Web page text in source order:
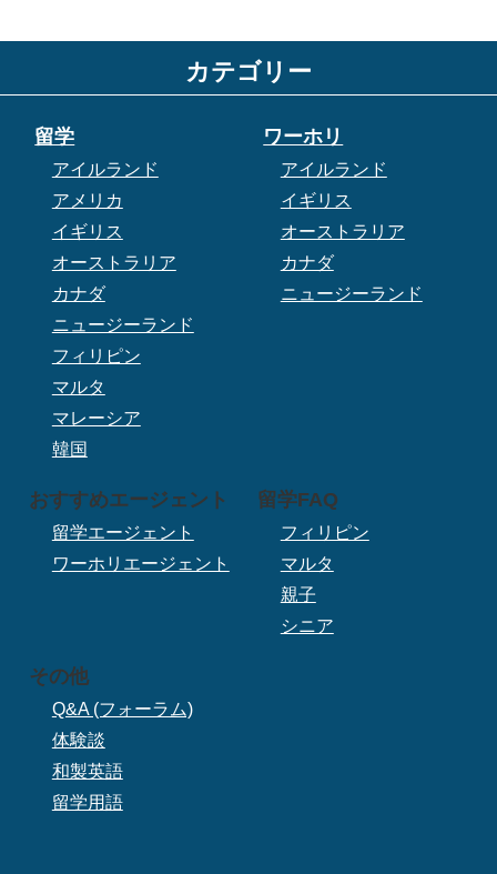
カテゴリー
留学
アイルランド
アメリカ
イギリス
オーストラリア
カナダ
ニュージーランド
フィリピン
マルタ
マレーシア
韓国
ワーホリ
アイルランド
イギリス
オーストラリア
カナダ
ニュージーランド
おすすめエージェント
留学エージェント
ワーホリエージェント
留学FAQ
フィリピン
マルタ
親子
シニア
その他
Q&A (フォーラム)
体験談
和製英語
留学用語